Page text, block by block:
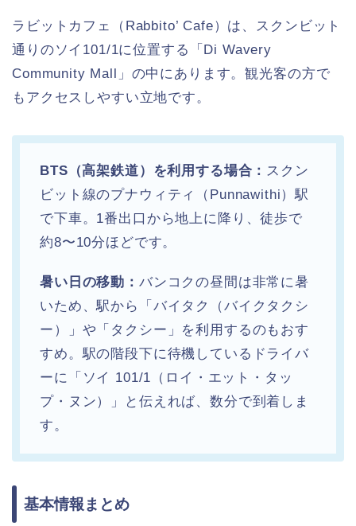
ラビットカフェ（Rabbito’ Cafe）は、スクンビット
通りのソイ101/1に位置する「Di Wavery
Community Mall」の中にあります。観光客の方で
もアクセスしやすい立地です。
BTS（高架鉄道）を利用する場合： スクン
ビット線のプナウィティ（Punnawithi）駅
で下車。1番出口から地上に降り、徒歩で
約8〜10分ほどです。
暑い日の移動： バンコクの昼間は非常に暑
いため、駅から「バイタク（バイクタクシ
ー）」や「タクシー」を利用するのもおす
すめ。駅の階段下に待機しているドライバ
ーに「ソイ 101/1（ロイ・エット・タッ
プ・ヌン）」と伝えれば、数分で到着しま
す。
基本情報まとめ